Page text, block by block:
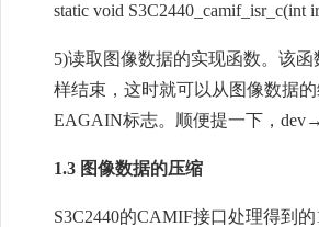
static void S3C2440_camif_isr_c(int
5)读取图像数据的实现函数。该
样结束，这时就可以从图像数据
EAGAIN标志。顺便提一下，
1.3 图像数据的压缩
S3C2440的CAMIF接口处理得到